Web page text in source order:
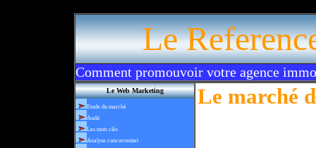
Le
Comment promouvoir votre agence
Le Web Marketing
Etude du marché
Audit
Les mots clés
Analyse concurrentiel
Le marché